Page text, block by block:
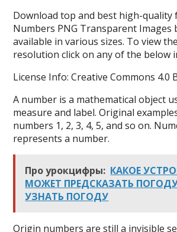
Download top and best high-quality
Numbers PNG Transparent Images
available in various sizes. To view
resolution click on any of the below
License Info: Creative Commons 4.0
A number is a mathematical object
measure and label. Original
numbers 1, 2, 3, 4, 5, and so on.
represents a number.
Про урокцифры: КАКОЕ
МОЖЕТ ПРЕДСКАЗАТЬ
УЗНАТЬ ПОГОДУ
Origin numbers are still a invisible